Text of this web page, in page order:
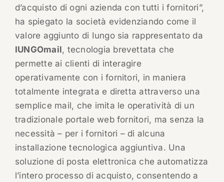
d’acquisto di ogni azienda con tutti i fornitori”,
ha spiegato la società evidenziando come il
valore aggiunto di Iungo sia rappresentato da
IUNGOmail, tecnologia brevettata che
permette ai clienti di interagire
operativamente con i fornitori, in maniera
totalmente integrata e diretta attraverso una
semplice mail, che imita le operatività di un
tradizionale portale web fornitori, ma senza la
necessità – per i fornitori – di alcuna
installazione tecnologica aggiuntiva. Una
soluzione di posta elettronica che automatizza
l’intero processo di acquisto, consentendo a